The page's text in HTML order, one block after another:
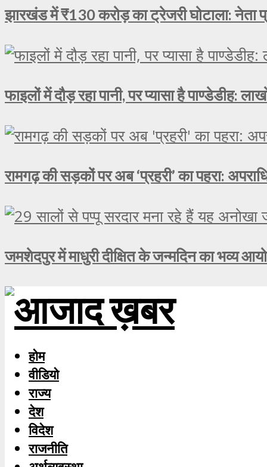
झारखंड में ₹130 करोड़ का ट्रेजरी घोटाला: नेता
फाइलों में दौड़ रहा पानी, पर प्यासा है पाण्डेडीह:
रामगढ़ की सड़कों पर अब ‘प्रहरी’ का पहरा:
जमशेदपुर में माधुरी दीक्षित के जन्मदिन का भव्य
होम
वीडियो
राज्य
देश
विदेश
राजनीति